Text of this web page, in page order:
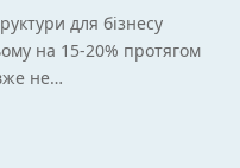
для бізнесу
на 15-20% протягом
не…